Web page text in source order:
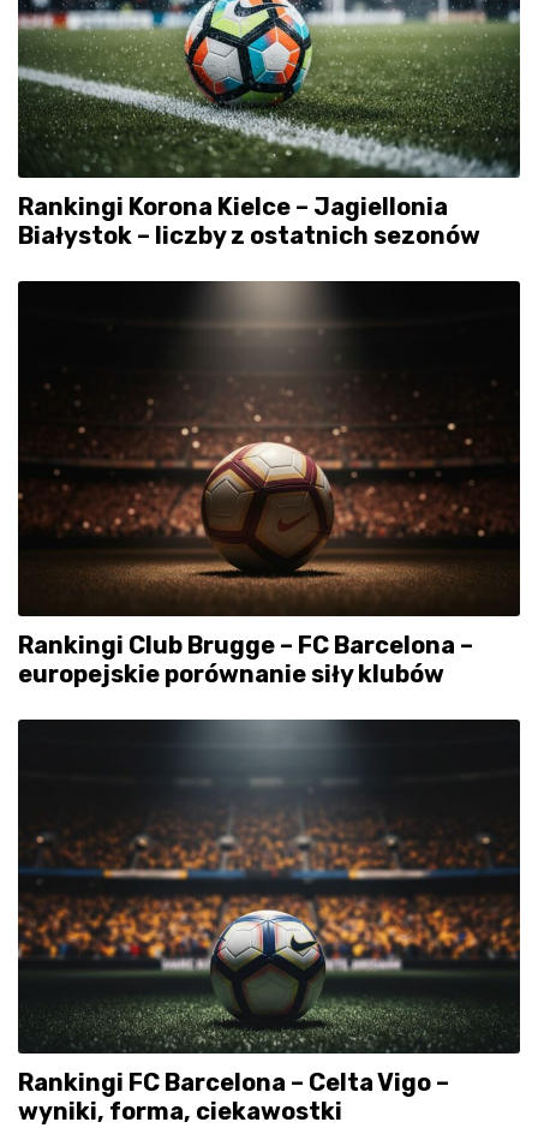
Rankingi Korona Kielce – Jagiellonia
Białystok – liczby z ostatnich sezonów
Rankingi Club Brugge – FC Barcelona –
europejskie porównanie siły klubów
Rankingi FC Barcelona – Celta Vigo –
wyniki, forma, ciekawostki